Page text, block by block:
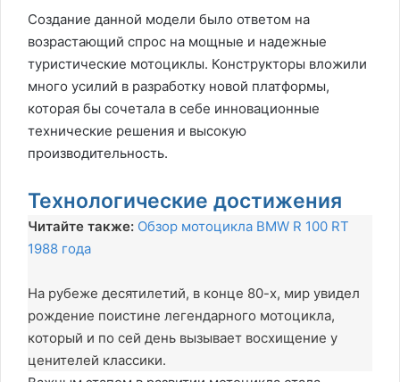
Создание данной модели было ответом на
возрастающий спрос на мощные и надежные
туристические мотоциклы. Конструкторы вложили
много усилий в разработку новой платформы,
которая бы сочетала в себе инновационные
технические решения и высокую
производительность.
Технологические достижения
Читайте также: Обзор мотоцикла BMW R 100 RT
1988 года
На рубеже десятилетий, в конце 80-х, мир увидел
рождение поистине легендарного мотоцикла,
который и по сей день вызывает восхищение у
ценителей классики.